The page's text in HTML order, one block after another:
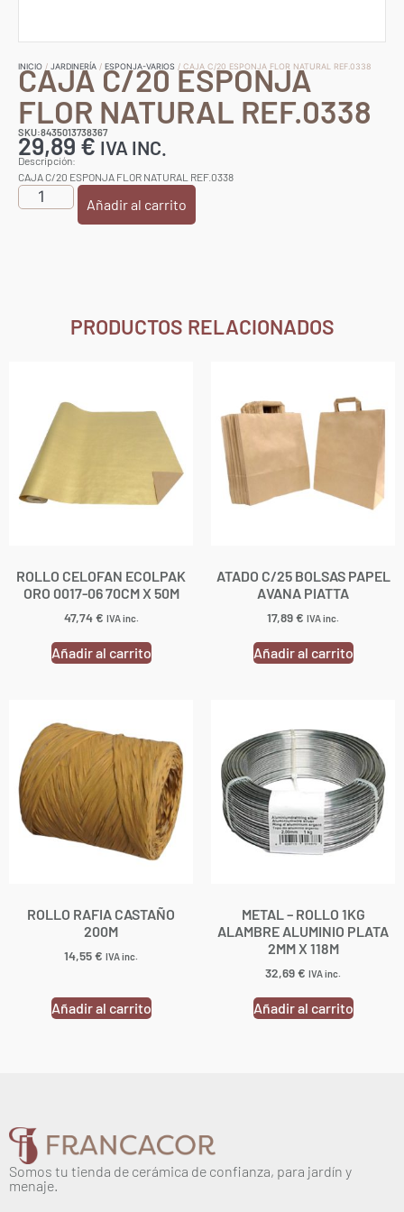
INICIO / JARDINERÍA / ESPONJA-VARIOS / CAJA C/20 ESPONJA FLOR NATURAL REF.0338
CAJA C/20 ESPONJA
FLOR NATURAL REF.0338
SKU:8435013738367
29,89€ IVA INC.
Descripción:
CAJA C/20 ESPONJA FLOR NATURAL REF.0338
Añadir al carrito
PRODUCTOS RELACIONADOS
ROLLO CELOFAN ECOLPAK
ORO 0017-06 70CM X 50M
47,74€ IVA inc.
Añadir al carrito
ATADO C/25 BOLSAS PAPEL
AVANA PIATTA
17,89€ IVA inc.
Añadir al carrito
ROLLO RAFIA CASTAÑO
200M
14,55€ IVA inc.
Añadir al carrito
METAL – ROLLO 1KG
ALAMBRE ALUMINIO PLATA
2MM X 118M
32,69€ IVA inc.
Añadir al carrito
Somos tu tienda de cerámica de confianza, para jardín y
menaje.